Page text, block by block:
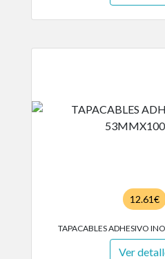
12.61€
TAPACABLES ADHESIVO
Ver